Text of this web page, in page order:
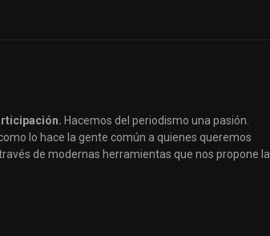
Hacemos del periodismo una pasión.
lo hace la gente común a quienes queremos
de modernas herramientas que nos propone la